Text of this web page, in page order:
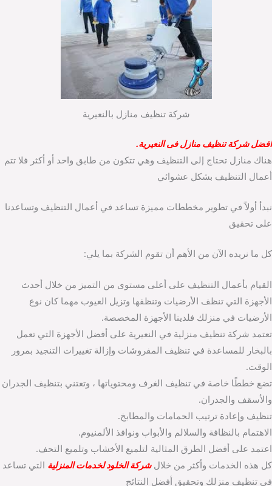
شركة تنظيف منازل بالنعيرية
افضل شركة تنظيف منازل فى النعيرية.
هناك منازل تحتاج إلى التنظيف وهي تتكون من طابق واحد أو أكثر فلا تتم
أعمال التنظيف بشكل عشوائي
نبدأ أولاً في تطوير مخططات مميزة تساعد في أعمال التنظيف وتساعدنا
على تحقيق
كل ما نريده الآن من الأهم أن تقوم الشركة بما يلي:
القيام بأعمال التنظيف على أعلى مستوى من التميز من خلال أحدث
الأجهزة التي تنظف الأرضيات وتنظفها وتزيل العيوب مهما كان نوع
الأرضيات في منزلك فلدينا الأجهزة المخصصة.
تعتمد شركة تنظيف منزلية في النعيرية على أفضل الأجهزة التي تعمل
بالبخار للمساعدة في تنظيف المفروشات وإزالة تغييرات التنجيد بمرور
الوقت.
تضع خططًا خاصة في تنظيف الغرف ومحتوياتها ، وتعتني بتنظيف الجدران
والأسقف والجدران.
تنظيف وإعادة ترتيب الحمامات والمطابخ.
الاهتمام بالنظافة والسلالم والأبواب ونوافذ الألمنيوم.
اعتمد على أفضل الطرق المثالية لتلميع الأخشاب وتلميع التحف.
كل هذه الخدمات وأكثر من خلالشركة الخلود لخدمات المنزلية التي تساعد
في تنظيف منزلك وتحقيق أفضل النتائج